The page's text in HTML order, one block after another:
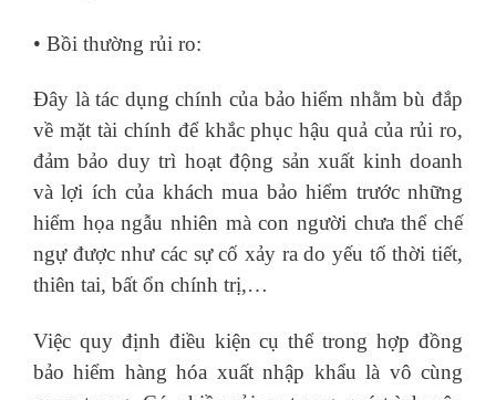
• Bồi thường rủi ro:
Đây là tác dụng chính của bảo hiểm nhằm bù đắp
về mặt tài chính để khắc phục hậu quả của rủi ro,
đảm bảo duy trì hoạt động sản xuất kinh doanh
và lợi ích của khách mua bảo hiểm trước những
hiểm họa ngẫu nhiên mà con người chưa thể chế
ngự được như các sự cố xảy ra do yếu tố thời tiết,
thiên tai, bất ổn chính trị,…
Việc quy định điều kiện cụ thể trong hợp đồng
bảo hiểm hàng hóa xuất nhập khẩu là vô cùng